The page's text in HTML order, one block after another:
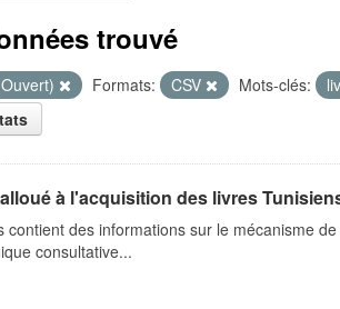
trouvé
Formats: CSV Mots-clés:
à l'acquisition des livres
des informations sur le mécanisme
consultative...